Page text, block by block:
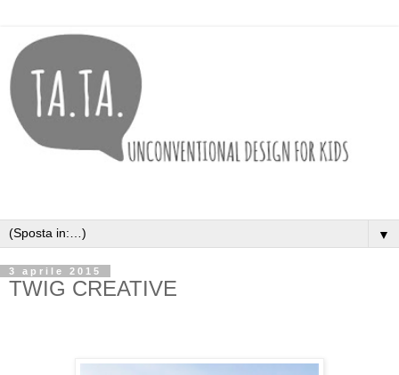
▼
3 aprile 2015
TWIG CREATIVE